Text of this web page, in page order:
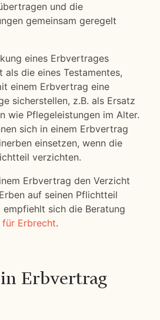
und die
gemeinsam geregelt
eines Erbvertrages
die eines Testamentes,
einem Erbvertrag eine
sicherstellen, z.B. als Ersatz
wie Pflegeleistungen im Alter.
sich in einem Erbvertrag
einsetzen, wenn die
verzichten.
Erbvertrag den Verzicht
auf seinen Pflichtteil
sich die Beratung
Erbrecht.
Erbvertrag